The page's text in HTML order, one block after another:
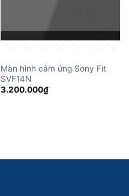
Màn hình cảm ứng Sony Fit
SVF14N
3.200.000₫